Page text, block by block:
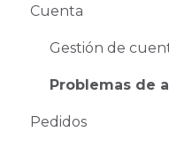
Cuenta
Gestión de
Problemas de
Pedidos